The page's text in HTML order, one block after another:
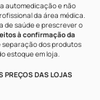
automedicação e não
da área médica.
de saúde e prescrever o
à confirmação da
separação dos produtos
estoque em loja.
PREÇOS DAS LOJAS